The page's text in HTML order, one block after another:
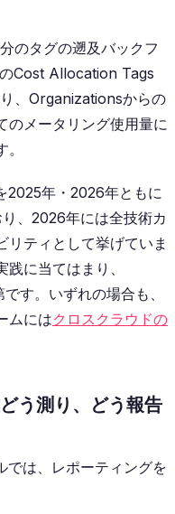
のタグの遡及バックフ
Cost Allocation Tags
、Organizationsからの
のメータリング使用量に
2025年・2026年ともに
、2026年には全技術カ
リティとして挙げていま
に当てはまり、
す。いずれの場合も、
ムにはクロスクラウドの
う測り、どう報告
は、レポーティングを